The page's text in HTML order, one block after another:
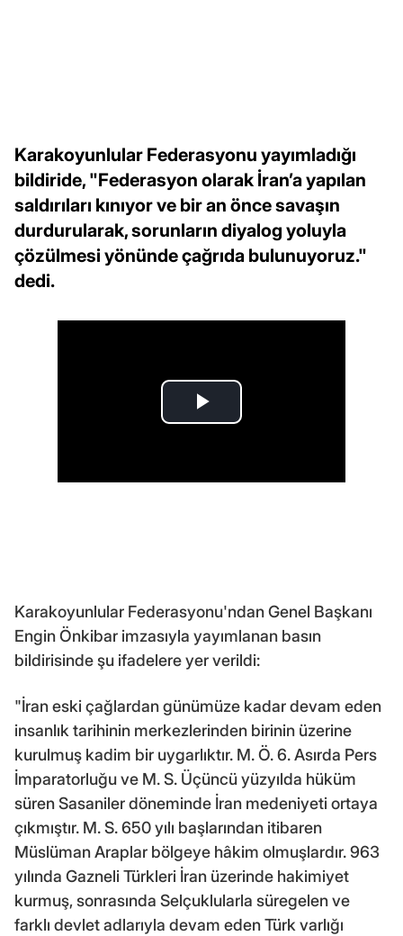
Karakoyunlular Federasyonu yayımladığı
bildiride, "Federasyon olarak İran’a yapılan
saldırıları kınıyor ve bir an önce savaşın
durdurularak, sorunların diyalog yoluyla
çözülmesi yönünde çağrıda bulunuyoruz."
dedi.
Karakoyunlular Federasyonu'ndan Genel Başkanı
Engin Önkibar imzasıyla yayımlanan basın
bildirisinde şu ifadelere yer verildi:
"İran eski çağlardan günümüze kadar devam eden
insanlık tarihinin merkezlerinden birinin üzerine
kurulmuş kadim bir uygarlıktır. M. Ö. 6. Asırda Pers
İmparatorluğu ve M. S. Üçüncü yüzyılda hüküm
süren Sasaniler döneminde İran medeniyeti ortaya
çıkmıştır. M. S. 650 yılı başlarından itibaren
Müslüman Araplar bölgeye hâkim olmuşlardır. 963
yılında Gazneli Türkleri İran üzerinde hakimiyet
kurmuş, sonrasında Selçuklularla süregelen ve
farklı devlet adlarıyla devam eden Türk varlığı